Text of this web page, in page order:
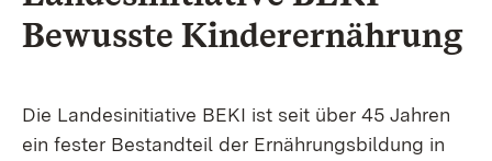
Bewusste Kinderernährung
Die Landesinitiative BEKI ist seit über 45 Jahren
ein fester Bestandteil der Ernährungsbildung in